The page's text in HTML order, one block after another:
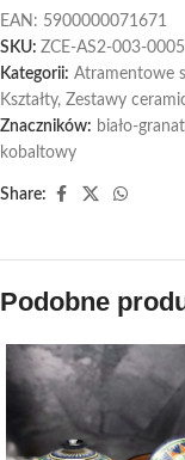
EAN: 5900000071671
SKU: ZCE-AS2-003-0005
Kategorii: Atramentowe
Kształty, Zestawy
Znaczników: biało-
kobaltowy
Share:
Podobne